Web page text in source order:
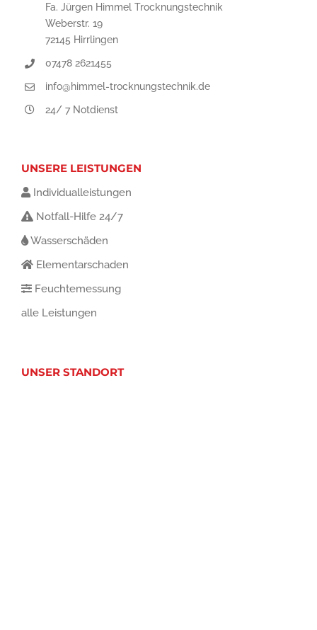
Fa. Jürgen Himmel Trocknungstechnik
Weberstr. 19
72145 Hirrlingen
07478 2621455
info@himmel-trocknungstechnik.de
24/ 7 Notdienst
UNSERE LEISTUNGEN
Individualleistungen
Notfall-Hilfe 24/7
Wasserschäden
Elementarschaden
Feuchtemessung
alle Leistungen
UNSER STANDORT